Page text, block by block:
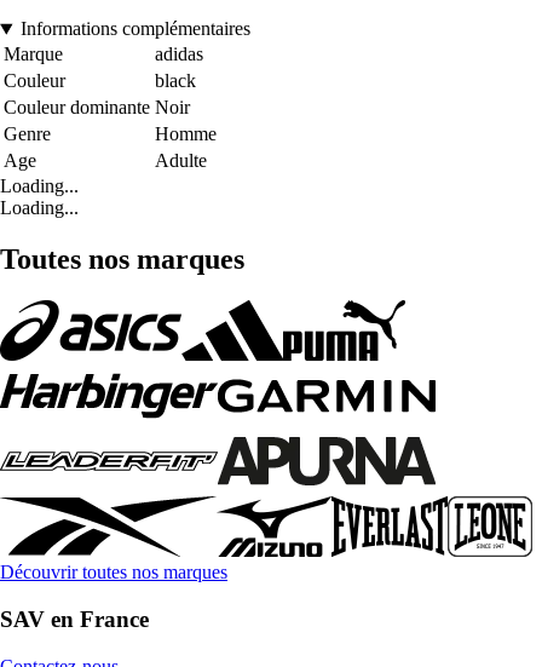
Informations complémentaires
Marque
adidas
Couleur
black
Couleur dominante Noir
Genre
Homme
Age
Adulte
Loading...
Loading...
Toutes nos marques
Découvrir toutes nos marques
SAV en France